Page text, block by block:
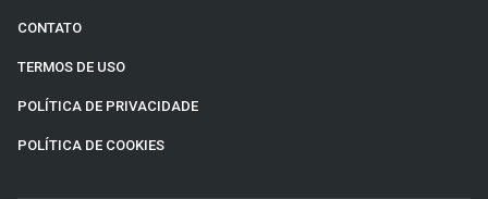
CONTATO
TERMOS DE USO
POLÍTICA DE PRIVACIDADE
POLÍTICA DE COOKIES